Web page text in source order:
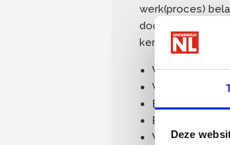
Deze
werk(proces)
door
kernbegrippen:
Vakmanschap
Werk omwille
Behoud van
Erfgoed telt
Werken met